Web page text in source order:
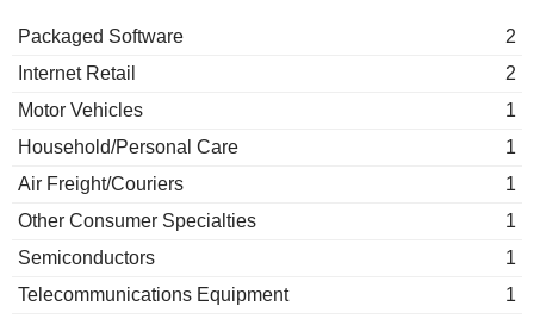
Packaged Software
2
Internet Retail
2
Motor Vehicles
1
Household/Personal Care
1
Air Freight/Couriers
1
Other Consumer Specialties
1
Semiconductors
1
Telecommunications Equipment
1